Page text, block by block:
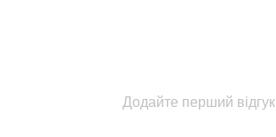
Додайте перший відгук